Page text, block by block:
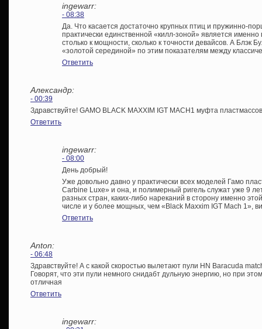
ingewarr:
- 08:38
Да. Что касается достаточно крупных птиц и пружинно-
практически единственной «килл-зоной» является
столько к мощности, сколько к точности девайсов. А Блэк
«золотой серединой» по этим показателям между
Ответить
Александр:
- 00:39
Здравствуйте! GAMO BLACK MAXXIM IGT MACH1 муфта
Ответить
ingewarr:
- 08:00
День добрый!
Уже довольно давно у практически всех моделей Гамо
Carbine Luxe» и она, и полимерный ригель служат уже 9
разных стран, каких-либо нареканий в сторону именно
числе и у более мощных, чем «Black Maxxim IGT Mach 1»,
Ответить
Anton:
- 06:48
Здравствуйте! А с какой скоростью вылетают пули HN Baracuda
Говорят, что эти пули немного снидабт дульную энергию, но при
отличная
Ответить
ingewarr: